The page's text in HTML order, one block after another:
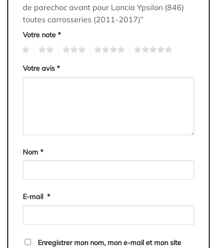
de parechoc avant pour Lancia Ypsilon (846)
toutes carrosseries (2011-2017)”
Votre note *
Votre avis *
Nom *
E-mail *
Enregistrer mon nom, mon e-mail et mon site